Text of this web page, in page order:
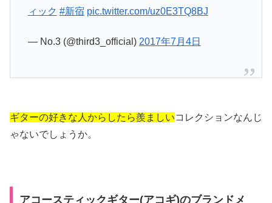
ィック #新宿 pic.twitter.com/uz0E3TQ8BJ
— No.3 (@third3_official) 2017年7月4日
ギターの好きな人からしたら羨ましいコレクションなんじ
ゃないでしょうか。
アコースティックギター(アコギ)のブランドメ